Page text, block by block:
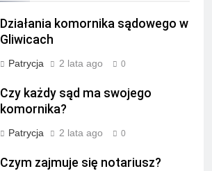
Działania komornika sądowego w
Gliwicach
Patrycja 2 lata ago 0
Czy każdy sąd ma swojego
komornika?
Patrycja 2 lata ago 0
Czym zajmuje się notariusz?